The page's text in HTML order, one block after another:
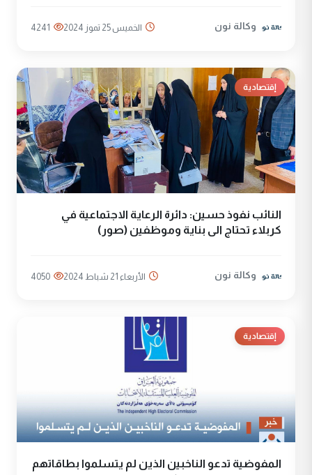
وكالة نون الخميس 25 تموز 2024 4241
إقتصادية
النائب نفوذ حسين: دائرة الرعاية الاجتماعية في
كربلاء تحتاج الى بناية وموظفين (صور)
وكالة نون الأربعاء 21 شباط 2024 4050
إقتصادية
المفوضية تدعو الناخبين الذين لم يتسلموا بطاقاتهم